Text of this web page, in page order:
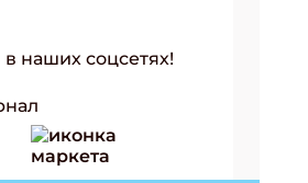
наших соцсетях!